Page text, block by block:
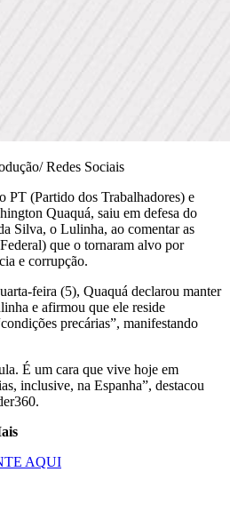
Redes Sociais
PT (Partido dos Trabalhadores) e
Quaquá, saiu em defesa do
Silva, o Lulinha, ao comentar as
que o tornaram alvo por
e corrupção.
feira (5), Quaquá declarou manter
e afirmou que ele reside
precárias”, manifestando
É um cara que vive hoje em
inclusive, na Espanha”, destacou
AQUI